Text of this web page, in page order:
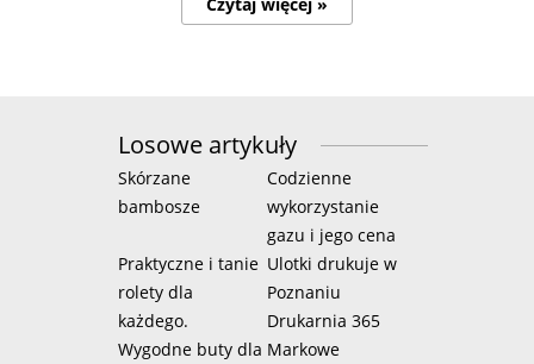
Losowe artykuły
Skórzane
bambosze
Codzienne
wykorzystanie
gazu i jego cena
Praktyczne i tanie
rolety dla
każdego.
Ulotki drukuje w
Poznaniu
Drukarnia 365
Wygodne buty dla Markowe